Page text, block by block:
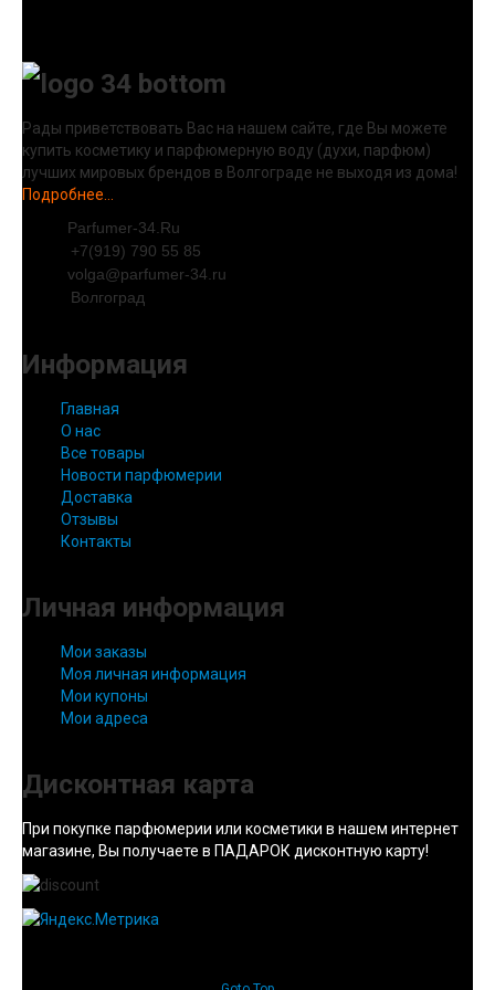
Рады приветствовать Вас на нашем сайте, где Вы можете
купить косметику и парфюмерную воду (духи, парфюм)
лучших мировых брендов в Волгограде не выходя из дома!
Подробнее...
Parfumer-34.Ru
+7(919) 790 55 85
volga@parfumer-34.ru
Волгоград
Информация
Главная
О нас
Все товары
Новости парфюмерии
Доставка
Отзывы
Контакты
Личная информация
Мои заказы
Моя личная информация
Мои купоны
Мои адреса
Дисконтная карта
При покупке парфюмерии или косметики в нашем интернет
магазине, Вы получаете в ПАДАРОК дисконтную карту!